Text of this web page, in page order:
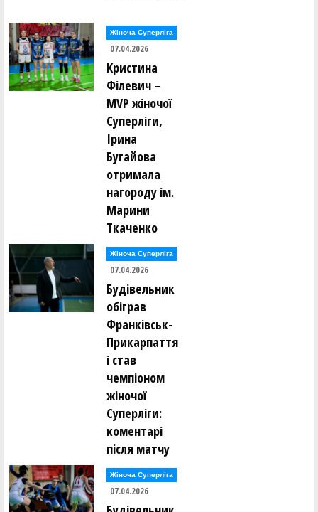
Жіноча Суперліга
07.04.2026
Кристина
Філевич –
MVP жіночої
Суперліги,
Ірина
Бугайова
отримала
нагороду ім.
Марини
Ткаченко
Жіноча Суперліга
07.04.2026
Будівельник
обіграв
Франківськ-
Прикарпаття
і став
чемпіоном
жіночої
Суперліги:
коментарі
після матчу
Жіноча Суперліга
07.04.2026